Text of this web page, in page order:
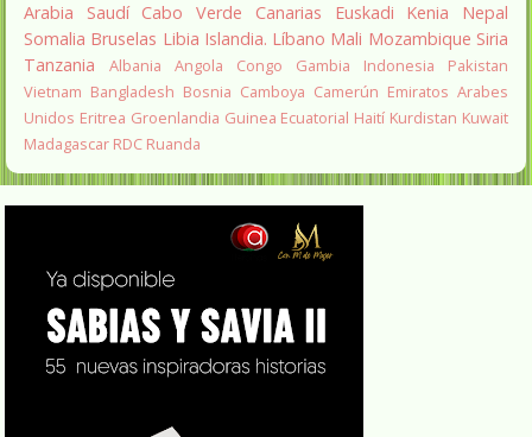
Arabia Saudí Cabo Verde Canarias Euskadi Kenia
Nepal
Somalia Bruselas Libia Islandia. Líbano Mali Mozambique Siria
Tanzania
Albania Angola Congo Gambia Indonesia
Pakistan
Vietnam Bangladesh Bosnia Camboya Camerún Emiratos Arabes
Unidos Eritrea Groenlandia Guinea Ecuatorial Haití Kurdistan Kuwait
Madagascar RDC Ruanda